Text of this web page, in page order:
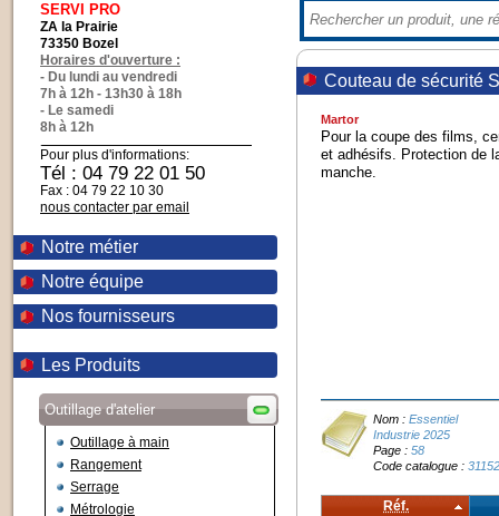
SERVI PRO
ZA la Prairie
73350 Bozel
Horaires d'ouverture :
- Du lundi au vendredi
7h à 12h - 13h30 à 18h
- Le samedi
8h à 12h
Pour plus d'informations:
Tél : 04 79 22 01 50
Fax : 04 79 22 10 30
nous contacter par email
Notre métier
Notre équipe
Nos fournisseurs
Les Produits
Outillage d'atelier
Outillage à main
Rangement
Serrage
Métrologie
Couteau de sécurité
Martor
Pour la coupe des films,
et adhésifs. Protection de
manche.
Nom :Essentiel
Industrie 2025
Page :58
Code catalogue :
Réf.